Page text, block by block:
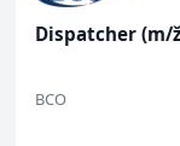
Dispatcher (m/
BCO